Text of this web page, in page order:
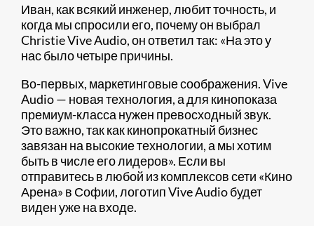
Иван, как всякий инженер, любит точность, и
когда мы спросили его, почему он выбрал
Christie Vive Audio, он ответил так: «На это у
нас было четыре причины.
Во-первых, маркетинговые соображения. Vive
Audio — новая технология, а для кинопоказа
премиум-класса нужен превосходный звук.
Это важно, так как кинопрокатный бизнес
завязан на высокие технологии, а мы хотим
быть в числе его лидеров». Если вы
отправитесь в любой из комплексов сети «Кино
Арена» в Софии, логотип Vive Audio будет
виден уже на входе.